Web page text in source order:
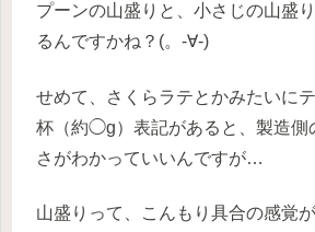
プーンの山盛りと、小さじの山盛
るんですかね？(。-∀-)
せめて、さくらラテとかみたいに
杯（約◯g）表記があると、製造側
さがわかっていいんですが…
山盛りって、こんもり具合の感覚